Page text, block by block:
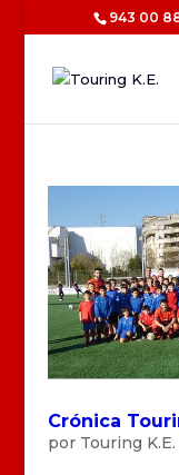
943 00
Crónica
por Touring K.E.